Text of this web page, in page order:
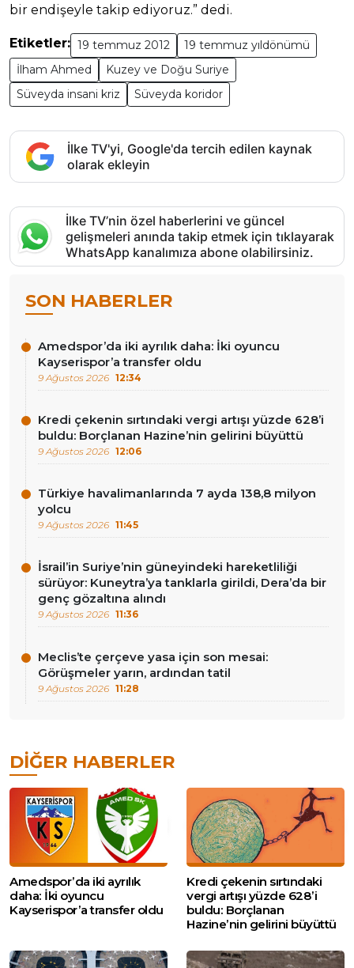
bir endişeyle takip ediyoruz.” dedi.
Etiketler: 19 temmuz 2012
19 temmuz yıldönümü
İlham Ahmed
Kuzey ve Doğu Suriye
Süveyda insani kriz
Süveyda koridor
İlke TV'yi, Google'da tercih edilen kaynak
olarak ekleyin
İlke TV’nin özel haberlerini ve güncel
gelişmeleri anında takip etmek için tıklayarak
WhatsApp kanalımıza abone olabilirsiniz.
SON HABERLER
Amedspor’da iki ayrılık daha: İki oyuncu
Kayserispor’a transfer oldu
9 Ağustos 2026 12:34
Kredi çekenin sırtındaki vergi artışı yüzde 628’i
buldu: Borçlanan Hazine’nin gelirini büyüttü
9 Ağustos 2026 12:06
Türkiye havalimanlarında 7 ayda 138,8 milyon
yolcu
9 Ağustos 2026 11:45
İsrail’in Suriye’nin güneyindeki hareketliliği
sürüyor: Kuneytra’ya tanklarla girildi, Dera’da bir
genç gözaltına alındı
9 Ağustos 2026 11:36
Meclis’te çerçeve yasa için son mesai:
Görüşmeler yarın, ardından tatil
9 Ağustos 2026 11:28
DIĞER HABERLER
Amedspor’da iki ayrılık
daha: İki oyuncu
Kayserispor’a transfer oldu
Kredi çekenin sırtındaki
vergi artışı yüzde 628’i
buldu: Borçlanan
Hazine’nin gelirini büyüttü